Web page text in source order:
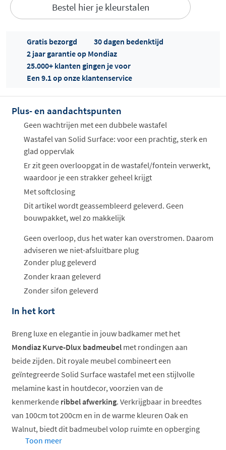
Bestel hier je kleurstalen
Offertes
Gratis bezorgd
30 dagen bedenktijd
2 jaar garantie op Mondiaz
25.000+ klanten gingen je voor
Een 9.1 op onze klantenservice
Plus- en aandachtspunten
Geen wachtrijen met een dubbele wastafel
Wastafel van Solid Surface: voor een prachtig, sterk en
glad oppervlak
Er zit geen overloopgat in de wastafel/fontein verwerkt,
waardoor je een strakker geheel krijgt
Met softclosing
Dit artikel wordt geassembleerd geleverd. Geen
bouwpakket, wel zo makkelijk
Geen overloop, dus het water kan overstromen. Daarom
adviseren we niet-afsluitbare plug
Zonder plug geleverd
Zonder kraan geleverd
Zonder sifon geleverd
In het kort
Breng luxe en elegantie in jouw badkamer met het
Mondiaz Kurve-Dlux badmeubel met rondingen aan
beide zijden. Dit royale meubel combineert een
geïntegreerde Solid Surface wastafel met een stijlvolle
melamine kast in houtdecor, voorzien van de
kenmerkende ribbel afwerking. Verkrijgbaar in breedtes
van 100cm tot 200cm en in de warme kleuren Oak en
Walnut, biedt dit badmeubel volop ruimte en opberging
voor grotere badkamers.
Toon meer